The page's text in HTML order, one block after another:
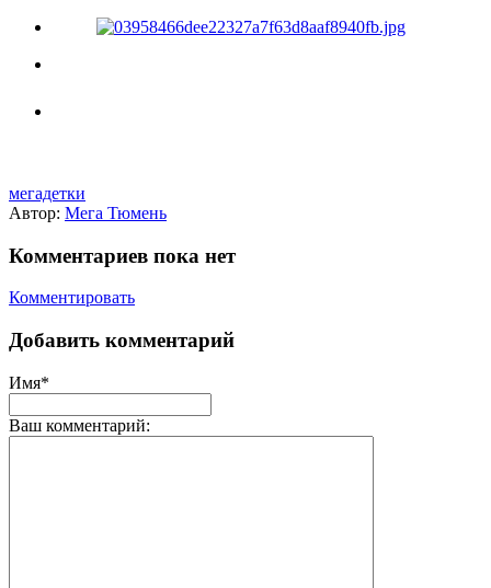
мегадетки
Автор: Мега Тюмень
Комментариев пока нет
Комментировать
Добавить комментарий
Имя*
Ваш комментарий: